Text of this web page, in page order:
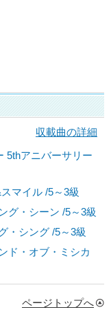
収載曲の詳細
5thアニバーサリー
マイル /5～3級
グ・シーン /5～3級
・シング /5～3級
ド・オブ・ミシカ
ページトップへ